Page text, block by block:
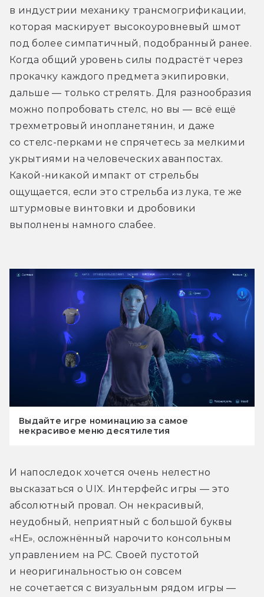
в индустрии механику трансмогрификации,
которая маскирует высокоуровневый шмот
под более симпатичный, подобранный ранее.
Когда общий уровень силы подрастёт через
прокачку каждого предмета экипировки,
дальше — только стрелять. Для разнообразия
можно попробовать стелс, но вы — всё ещё
трехметровый инопланетянин, и даже
со стелс-перками не спрячетесь за мелкими
укрытиями на человеческих аванпостах.
Какой-никакой импакт от стрельбы
ощущается, если это стрельба из лука, те же
штурмовые винтовки и дробовики
выполнены намного слабее.
Выдайте игре номинацию за самое
некрасивое меню десятилетия
И напоследок хочется очень нелестно
высказаться о UIX. Интерфейс игры — это
абсолютный провал. Он некрасивый,
неудобный, неприятный с большой буквы
«НЕ», осложнённый нарочито консольным
управлением на PC. Своей пустотой
и неоригинальностью он совсем
не сочетается с визуальным рядом игры —